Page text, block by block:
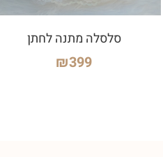
סלסלה מתנה לחתן
₪399